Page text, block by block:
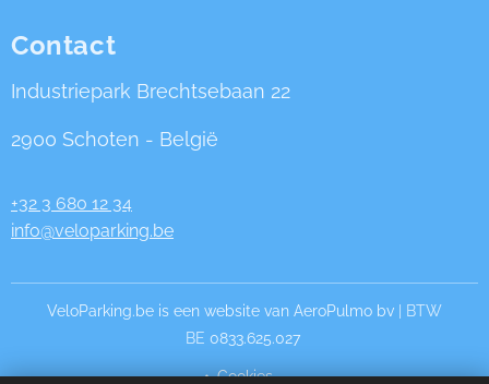
Contact
Industriepark Brechtsebaan 22
2900 Schoten - België
+32 3 680 12 34
info@veloparking.be
VeloParking.be is een website van AeroPulmo bv
| BTW
BE 0833.625.027
Cookies